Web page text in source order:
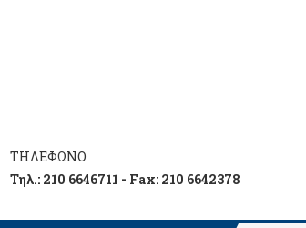
Τηλ.: 210 6646711 - Fax: 210 6642378